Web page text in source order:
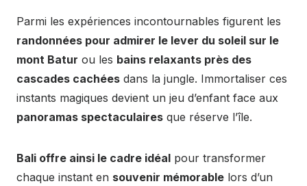
Parmi les expériences incontournables figurent les
randonnées pour admirer le lever du soleil sur le
mont Batur ou les bains relaxants près des
cascades cachées dans la jungle. Immortaliser ces
instants magiques devient un jeu d’enfant face aux
panoramas spectaculaires que réserve l’île.
Bali offre ainsi le cadre idéal pour transformer
chaque instant en souvenir mémorable lors d’un